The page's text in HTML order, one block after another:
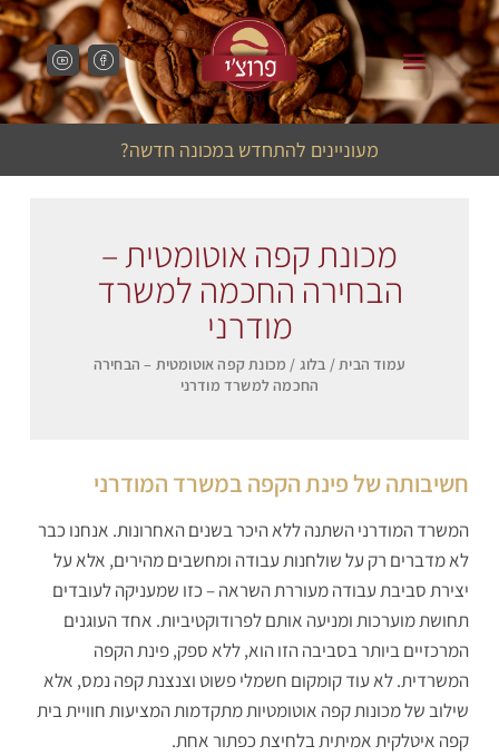
מעוניינים להתחדש במכונה חדשה?
מכונת קפה אוטומטית –
הבחירה החכמה למשרד
מודרני
עמוד הבית/ בלוג / מכונת קפה אוטומטית – הבחירה
החכמה למשרד מודרני
חשיבותה של פינת הקפה במשרד המודרני
המשרד המודרני השתנה ללא היכר בשנים האחרונות. אנחנו כבר
לא מדברים רק על שולחנות עבודה ומחשבים מהירים, אלא על
יצירת סביבת עבודה מעוררת השראה – כזו שמעניקה לעובדים
תחושת מוערכות ומניעה אותם לפרודוקטיביות. אחד העוגנים
המרכזיים ביותר בסביבה הזו הוא, ללא ספק, פינת הקפה
המשרדית. לא עוד קומקום חשמלי פשוט וצנצנת קפה נמס, אלא
שילוב של מכונות קפה אוטומטיות מתקדמות המציעות חוויית בית
קפה איטלקית אמיתית בלחיצת כפתור אחת.